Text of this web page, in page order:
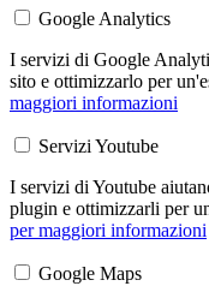
Google Analytics
I servizi di Google
sito e ottimizzarlo per
maggiori informazioni
Servizi Youtube
I servizi di Youtube
plugin e ottimizzarli per
per maggiori informazioni
Google Maps